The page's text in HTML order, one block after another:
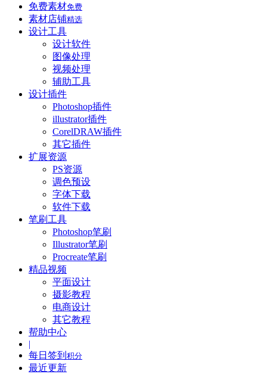
免费素材免费
素材店铺精选
设计工具
设计软件
图像处理
视频处理
辅助工具
设计插件
Photoshop插件
illustrator插件
CorelDRAW插件
其它插件
扩展资源
PS资源
调色预设
字体下载
软件下载
笔刷工具
Photoshop笔刷
Illustrator笔刷
Procreate笔刷
精品视频
平面设计
摄影教程
电商设计
其它教程
帮助中心
|
每日签到 积分
最近更新